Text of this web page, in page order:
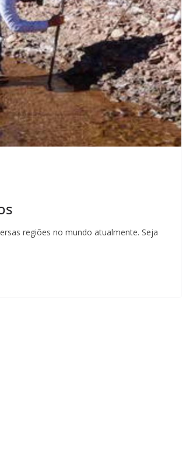
regiões no mundo atualmente. Seja